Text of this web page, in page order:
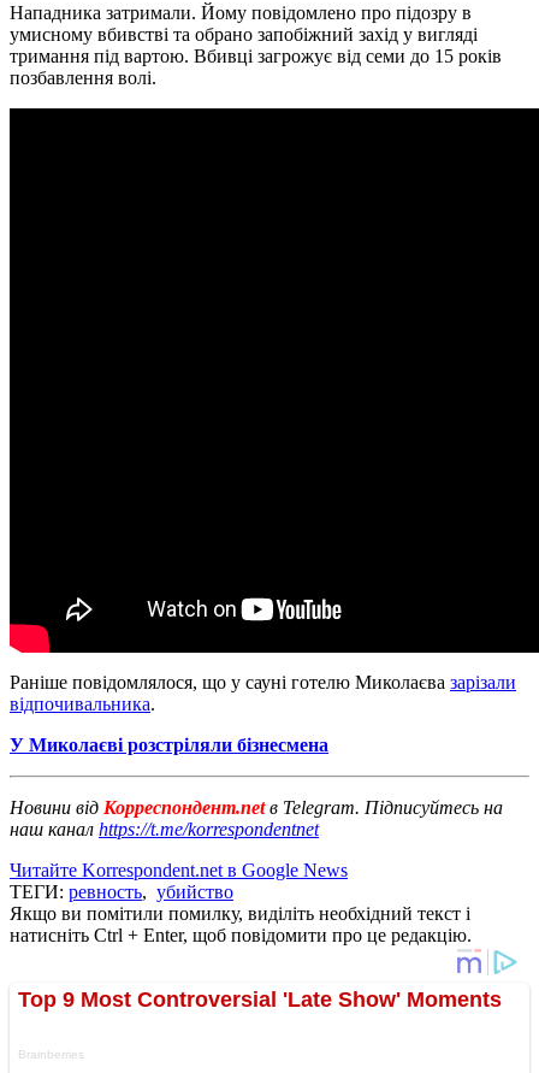
Нападника затримали. Йому повідомлено про підозру в
умисному вбивстві та обрано запобіжний захід у вигляді
тримання під вартою. Вбивці загрожує від семи до 15 років
позбавлення волі.
Раніше повідомлялося, що у сауні готелю Миколаєва зарізали
відпочивальника.
У Миколаєві розстріляли бізнесмена
Новини від Корреспондент.netв Telegram. Підписуйтесь на
наш канал https://t.me/korrespondentnet
Читайте Korrespondent.net в Google News
ТЕГИ: ревность, убийство
Якщо ви помітили помилку, виділіть необхідний текст і
натисніть Ctrl + Enter, щоб повідомити про це редакцію.